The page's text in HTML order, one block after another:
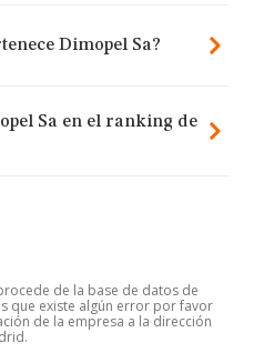
Dimopel Sa?
Sa en el ranking de
de la base de datos de
que existe algún error por favor
de la empresa a la dirección